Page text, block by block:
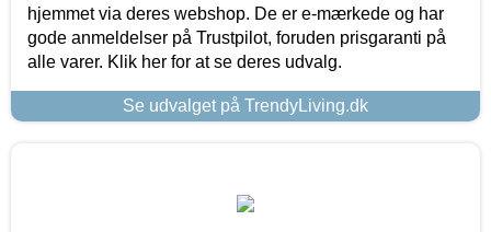
hjemmet via deres webshop. De er e-mærkede og har
gode anmeldelser på Trustpilot, foruden prisgaranti på
alle varer. Klik her for at se deres udvalg.
Se udvalget på TrendyLiving.dk